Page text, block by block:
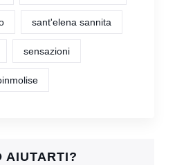
sant'elena sannita
sensazioni
AIUTARTI?